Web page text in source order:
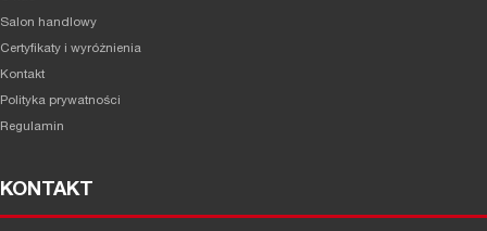
Salon handlowy
Certyfikaty i wyróżnienia
Kontakt
Polityka prywatności
Regulamin
KONTAKT